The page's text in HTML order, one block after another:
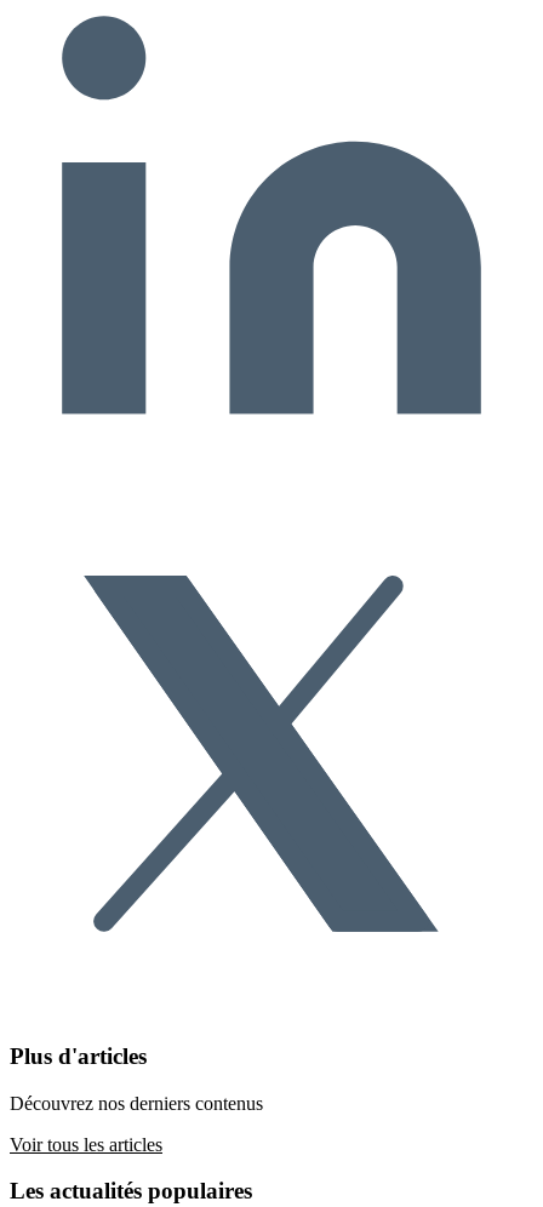
Plus d'articles
Découvrez nos derniers contenus
Voir tous les articles
Les actualités populaires